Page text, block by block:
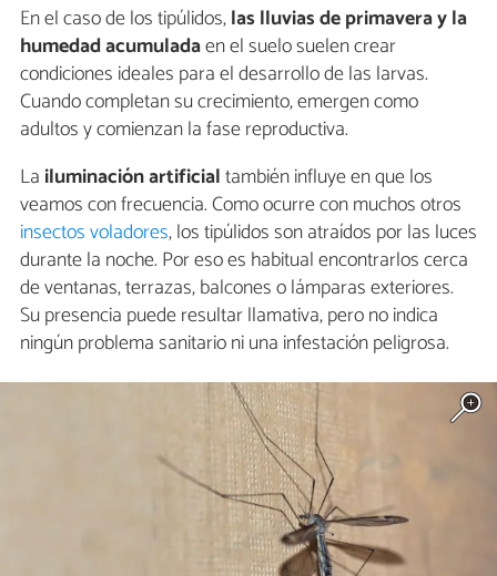
En el caso de los tipúlidos,las lluvias de primavera y la
humedad acumuladaen el suelo suelen crear
condiciones ideales para el desarrollo de las larvas.
Cuando completan su crecimiento, emergen como
adultos y comienzan la fase reproductiva.
La iluminación artificialtambién influye en que los
veamos con frecuencia. Como ocurre con muchos otros
insectos voladores, los tipúlidos son atraídos por las luces
durante la noche. Por eso es habitual encontrarlos cerca
de ventanas, terrazas, balcones o lámparas exteriores.
Su presencia puede resultar llamativa, pero no indica
ningún problema sanitario ni una infestación peligrosa.